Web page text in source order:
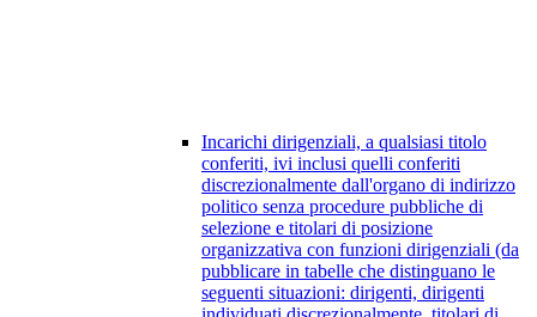
Incarichi dirigenziali, a qualsiasi titolo
conferiti, ivi inclusi quelli conferiti
discrezionalmente dall'organo di indirizzo
politico senza procedure pubbliche di
selezione e titolari di posizione
organizzativa con funzioni dirigenziali (da
pubblicare in tabelle che distinguano le
seguenti situazioni: dirigenti, dirigenti